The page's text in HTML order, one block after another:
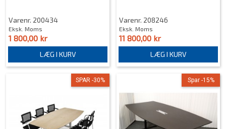
Varenr. 200434
Eksk. Moms
1 800,00 kr
LÆG I KURV
Varenr. 208246
Eksk. Moms
11 800,00 kr
LÆG I KURV
SPAR -30% Spar -15%